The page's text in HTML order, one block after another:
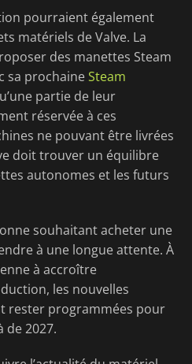
pourraient également
matériels de Valve. La
des manettes Steam
sa prochaineSteam
partie de leur
réservée à ces
ne pouvant être livrées
doit trouver un équilibre
autonomes et les futurs
souhaitant acheter une
à une longue attente. À
à accroître
les nouvelles
rester programmées pour
de 2027.